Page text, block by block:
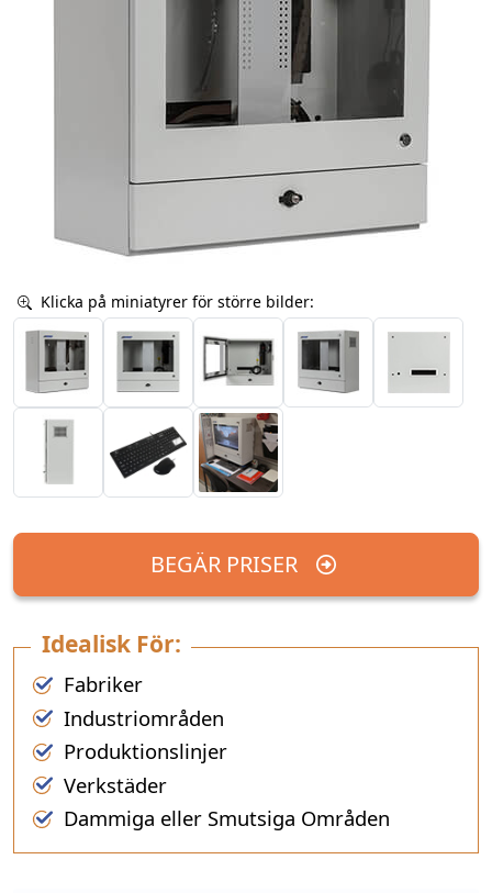
Klicka på miniatyrer för större bilder:
BEGÄR PRISER
Idealisk För:
Fabriker
Industriområden
Produktionslinjer
Verkstäder
Dammiga eller Smutsiga Områden